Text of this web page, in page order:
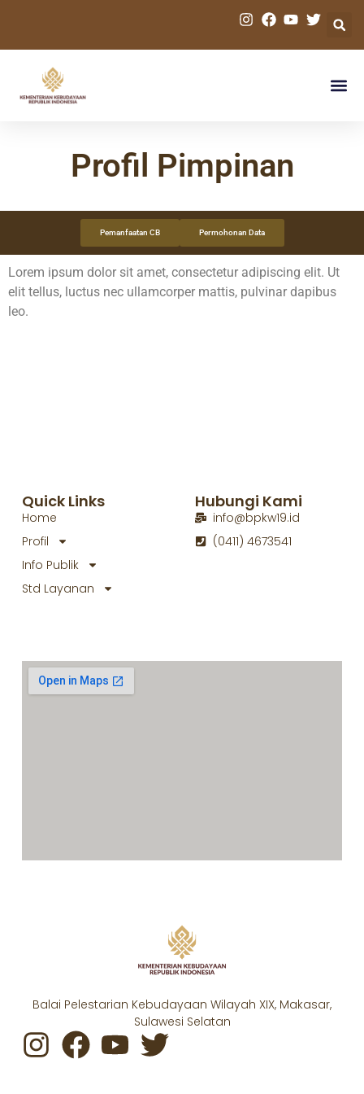
Profil Pimpinan
Pemanfaatan CB Permohonan Data
Lorem ipsum dolor sit amet, consectetur adipiscing elit. Ut
elit tellus, luctus nec ullamcorper mattis, pulvinar dapibus
leo.
Balai Pelestarian Kebudayaan Wilayah XIX, Makasar,
Sulawesi Selatan
Quick Links
Home
Profil
Info Publik
Std Layanan
Hubungi Kami
info@bpkw19.id
(0411) 4673541